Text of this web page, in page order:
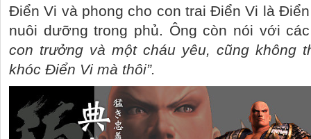
Điển Vi và phong cho con trai Điển Vi là
nuôi dưỡng trong phủ. Ông còn nói với
con trưởng và một cháu yêu, cũng không
khóc Ðiển Vi mà thôi”.